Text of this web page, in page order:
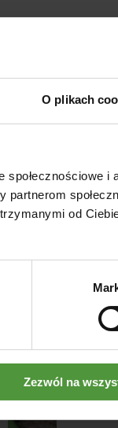
O plikach
i
od
Zezwól na